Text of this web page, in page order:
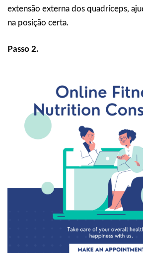
extensão externa dos quadríceps,
na posição certa.
Passo 2.